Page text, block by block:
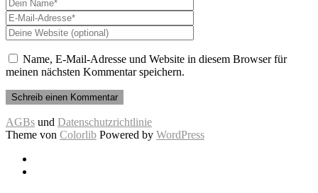
Name, E-Mail-Adresse und Website in diesem Browser für
meinen nächsten Kommentar speichern.
AGBs und Datenschutzrichtlinie
Theme von Colorlib Powered by WordPress